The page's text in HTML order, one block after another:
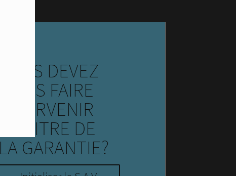
VOUS DEVEZ
NOUS FAIRE
INTERVENIR
AU TITRE DE
LA GARANTIE?